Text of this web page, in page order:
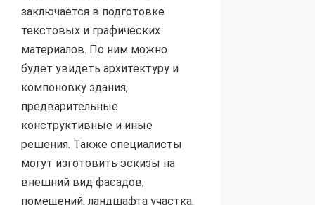
заключается в подготовке
текстовых и графических
материалов. По ним можно
будет увидеть архитектуру и
компоновку здания,
предварительные
конструктивные и иные
решения. Также специалисты
могут изготовить эскизы на
внешний вид фасадов,
помещений, ландшафта участка.